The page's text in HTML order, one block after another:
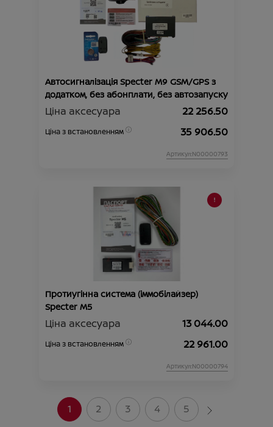
Автосигналізація Specter M9 GSM/GPS з
додатком, без абонплати, без автозапуску
Ціна аксесуара 22 256.50
Ціна з встановленням 35 906.50
Артикул:N00000793
Протиугінна система (іммобілайзер)
Specter М5
Ціна аксесуара 13 044.00
Ціна з встановленням 22 961.00
Артикул:N00000794
1 2 3 4 5